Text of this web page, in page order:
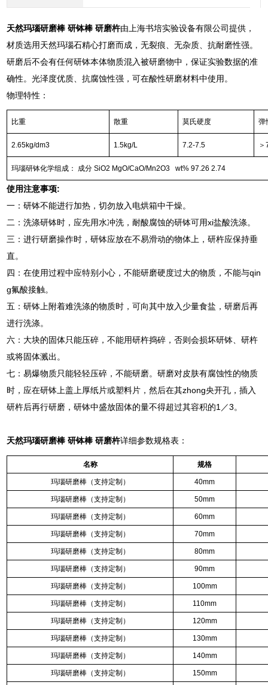
天然玛瑙研磨棒 研钵棒 研磨杵由上海书培实验设备有限公司提供，
材质选用天然玛瑙石精心打磨而成，无裂痕、无杂质、抗耐磨性强。
研磨后不会有任何研钵本体物质混入被研磨物中，保证实验数据的准
确性。光泽度优质、抗腐蚀性强，可在酸性研磨材料中使用。
物理特性：
比重 散重 莫氏硬度 弹
2.65kg/dm3 1.5kg/L 7.2-7.5
玛瑙研钵化学组成： 成分 SiO2 MgO/CaO/Mn2O3 wt% 97.26 2.74
使用注意事项:
一：研钵不能进行加热，切勿放入电烘箱中干燥。
二：洗涤研钵时，应先用水冲洗，耐酸腐蚀的研钵可用xi盐酸洗涤。
三：进行研磨操作时，研钵应放在不易滑动的物体上，研杵应保持垂
直。
四：在使用过程中应特别小心，不能研磨硬度过大的物质，不能与qin
g氟酸接触。
五：研钵上附着难洗涤的物质时，可向其中放入少量食盐，研磨后再
进行洗涤。
六：大块的固体只能压碎，不能用研杵捣碎，否则会损坏研钵、研杵
或将固体溅出。
七：易爆物质只能轻轻压碎，不能研磨。研磨对皮肤有腐蚀性的物质
时，应在研钵上盖上厚纸片或塑料片，然后在其zhong央开孔，插入
研杵后再行研磨，研钵中盛放固体的量不得超过其容积的1／3。
天然玛瑙研磨棒 研钵棒 研磨杵详细参数规格表：
名称 规格
玛瑙研磨棒（支持定制） 40mm
玛瑙研磨棒（支持定制） 50mm
玛瑙研磨棒（支持定制） 60mm
玛瑙研磨棒（支持定制） 70mm
玛瑙研磨棒（支持定制） 80mm
玛瑙研磨棒（支持定制） 90mm
玛瑙研磨棒（支持定制） 100mm
玛瑙研磨棒（支持定制） 110mm
玛瑙研磨棒（支持定制） 120mm
玛瑙研磨棒（支持定制） 130mm
玛瑙研磨棒（支持定制） 140mm
玛瑙研磨棒（支持定制） 150mm